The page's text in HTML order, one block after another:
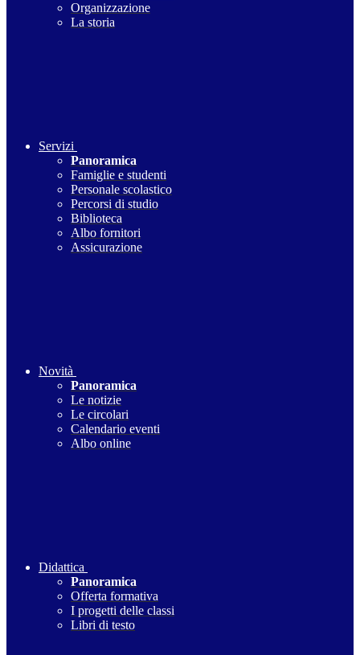
Organizzazione
La storia
Servizi
Panoramica
Famiglie e studenti
Personale scolastico
Percorsi di studio
Biblioteca
Albo fornitori
Assicurazione
Novità
Panoramica
Le notizie
Le circolari
Calendario eventi
Albo online
Didattica
Panoramica
Offerta formativa
I progetti delle classi
Libri di testo